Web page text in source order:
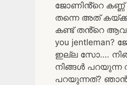
ജോണിൻ്റെ കണ്ണ്
തന്നെ അത്
കണ്ട് തൻ്റെ
you
ഇല്ല സോ….
നിങ്ങൾ
പറയുന്നത്? ഞാൻ